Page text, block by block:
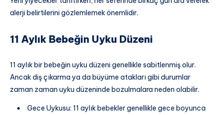
alerji belirtilerini gözlemlemek önemlidir.
11 Aylık Bebeğin Uyku Düzeni
11 aylık bir bebeğin uyku düzeni genellikle sabitlenmiş olur.
Ancak diş çıkarma ya da büyüme atakları gibi durumlar
zaman zaman uyku düzeninde bozulmalara neden olabilir.
Gece Uykusu: 11 aylık bebekler genellikle gece boyunca